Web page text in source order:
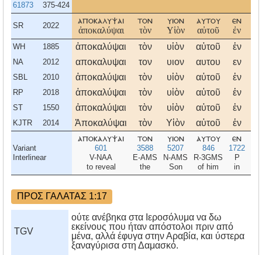
61873 375-424
SR 2022
αποκαλυψαι
ἀποκαλύψαι
τον
τὸν
υιον
Υἱὸν
αυτου
αὐτοῦ
εν
ἐν
WH 1885 ἀποκαλύψαι τὸν υἱὸν αὐτοῦ ἐν
NA 2012 αποκαλυψαι τον υιον αυτου εν
SBL 2010 ἀποκαλύψαι τὸν υἱὸν αὐτοῦ ἐν
RP 2018 ἀποκαλύψαι τὸν υἱὸν αὐτοῦ ἐν
ST 1550 ἀποκαλύψαι τὸν υἱὸν αὐτοῦ ἐν
KJTR 2014 Ἀποκαλύψαι τὸν Υἱὸν αὐτοῦ ἐν
Variant
Interlinear
αποκαλυψαι
601
V-NAA
to reveal
τον
3588
E-AMS
the
υιον
5207
N-AMS
Son
αυτου
846
R-3GMS
of him
εν
1722
P
in
ΠΡΟΣ ΓΑΛΑΤΑΣ 1:17
TGV
ούτε ανέβηκα στα Ιεροσόλυμα να δω
εκείνους που ήταν απόστολοι πριν από
μένα, αλλά έφυγα στην Αραβία, και ύστερα
ξαναγύρισα στη Δαμασκό.